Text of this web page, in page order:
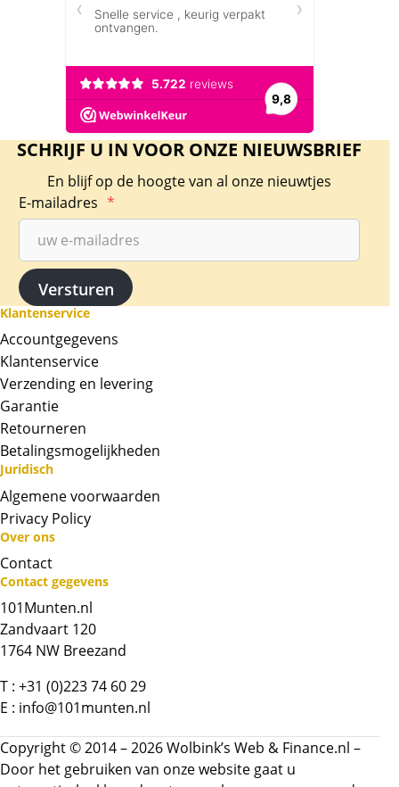
Whatsapp ons!
Bel ons
SCHRIJF U IN VOOR ONZE NIEUWSBRIEF
En blijf op de hoogte van al onze nieuwtjes
E-mailadres *
Klantenservice
Accountgegevens
Klantenservice
Verzending en levering
Garantie
Retourneren
Betalingsmogelijkheden
Juridisch
Algemene voorwaarden
Privacy Policy
Over ons
Contact
Contact gegevens
101Munten.nl
Zandvaart 120
1764 NW Breezand
T : +31 (0)223 74 60 29
E : info@101munten.nl
Copyright © 2014 – 2026 Wolbink’s Web & Finance.nl –
Door het gebruiken van onze website gaat u